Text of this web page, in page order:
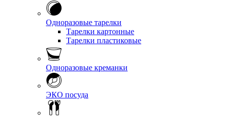
Одноразовые тарелки
Тарелки картонные
Тарелки пластиковые
Одноразовые креманки
ЭКО посуда